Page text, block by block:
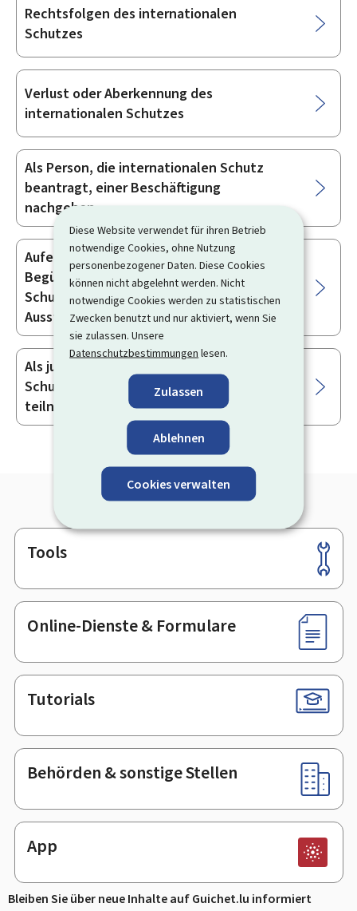
Diese Website verwendet für ihren Betrieb
notwendige Cookies, ohne Nutzung
personenbezogener Daten. Diese Cookies
können nicht abgelehnt werden. Nicht
notwendige Cookies werden zu statistischen
Zwecken benutzt und nur aktiviert, wenn Sie
sie zulassen. Unsere
Datenschutzbestimmungen lesen.
Zulassen
Ablehnen
Cookies verwalten
Rechtsfolgen des internationalen
Schutzes
Verlust oder Aberkennung des
internationalen Schutzes
Als Person, die internationalen Schutz
beantragt, einer Beschäftigung
nachgehen
Aufenthaltstitel und Reiseausweis von
Begünstigten des internationalen
Schutzes: Antrag auf Erneuerung /
Ausstellung eines Ersatzdokuments
Als junger Mensch, der internationalen
Schutz beantragt, an einer Schulreise
teilnehmen
Footer
Tools
Online-Dienste & Formulare
Tutorials
Behörden & sonstige Stellen
App
Bleiben Sie über neue Inhalte auf Guichet.lu informiert